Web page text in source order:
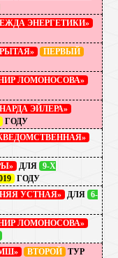
ЭНЕРГЕТИКИ»
ПЕРВЫЙ
ЛОМОНОСОВА»
ЭЙЛЕРА»
ГОДУ
ДЛЯ 9-Х
ГОДУ
УСТНАЯ» ДЛЯ 6-
ЛОМОНОСОВА»
ВТОРОЙ ТУР